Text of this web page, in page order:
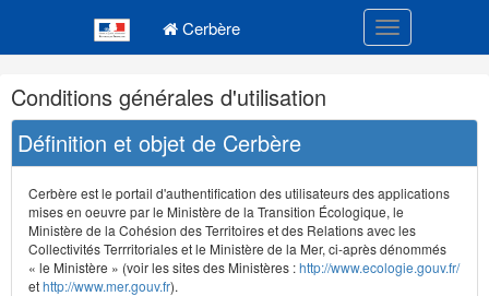
Cerbère Toggle
Navigation
et
outils
annexes
Conditions générales d'utilisation
Définition et objet de Cerbère
Cerbère est le portail d'authentification des utilisateurs des applications
mises en oeuvre par le Ministère de la Transition Écologique, le
Ministère de la Cohésion des Territoires et des Relations avec les
Collectivités Terrritoriales et le Ministère de la Mer, ci-après dénommés
« le Ministère » (voir les sites des Ministères :http://www.ecologie.gouv.fr/
ethttp://www.mer.gouv.fr).